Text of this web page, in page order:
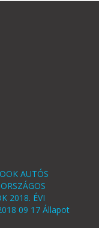
AUTÓS
2018. ÉVI
09 17 Állapot